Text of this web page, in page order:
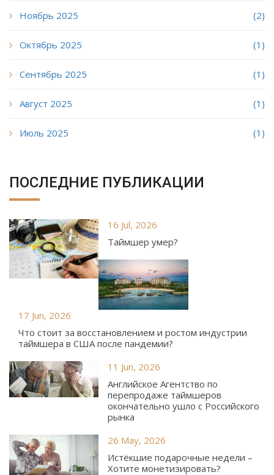
Ноябрь 2025 (2)
Октябрь 2025 (1)
Сентябрь 2025 (1)
Август 2025 (1)
Июль 2025 (1)
ПОСЛЕДНИЕ ПУБЛИКАЦИИ
16 Jul, 2026
Таймшер умер?
17 Jun, 2026
Что стоит за восстановлением и ростом индустрии
таймшера в США после пандемии?
11 Jun, 2026
Английское Агентство по
перепродаже таймшеров
окончательно ушло с Российского
рынка
26 May, 2026
Истёкшие подарочные недели –
Хотите монетизировать?